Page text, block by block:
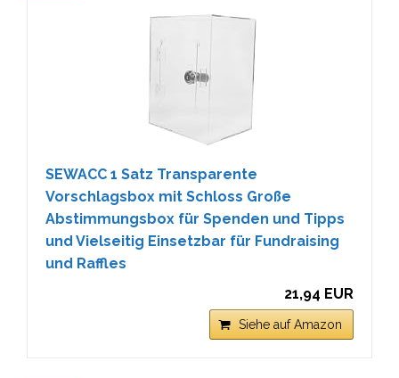
SEWACC 1 Satz Transparente
Vorschlagsbox mit Schloss Große
Abstimmungsbox für Spenden und Tipps
und Vielseitig Einsetzbar für Fundraising
und Raffles
21,94 EUR
Siehe auf Amazon